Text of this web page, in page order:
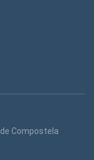
Compostela